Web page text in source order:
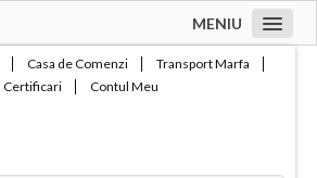
MENIU
Casa de Comenzi
Transport Marfa
Certificari
Contul Meu